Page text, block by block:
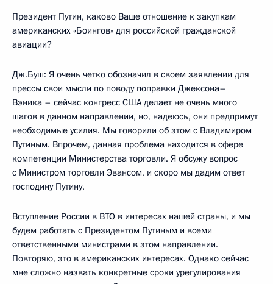
Президент Путин, каково Ваше отношение к закупкам
американских «Боингов» для российской гражданской
авиации?
Дж.Буш: Я очень четко обозначил в своем заявлении для
прессы свои мысли по поводу поправки Джексона–
Вэника – сейчас конгресс США делает не очень много
шагов в данном направлении, но, надеюсь, они предпримут
необходимые усилия. Мы говорили об этом с Владимиром
Путиным. Впрочем, данная проблема находится в сфере
компетенции Министерства торговли. Я обсужу вопрос
с Министром торговли Эвансом, и скоро мы дадим ответ
господину Путину.
Вступление России в ВТО в интересах нашей страны, и мы
будем работать с Президентом Путиным и всеми
ответственными министрами в этом направлении.
Повторяю, это в американских интересах. Однако сейчас
мне сложно назвать конкретные сроки урегулирования